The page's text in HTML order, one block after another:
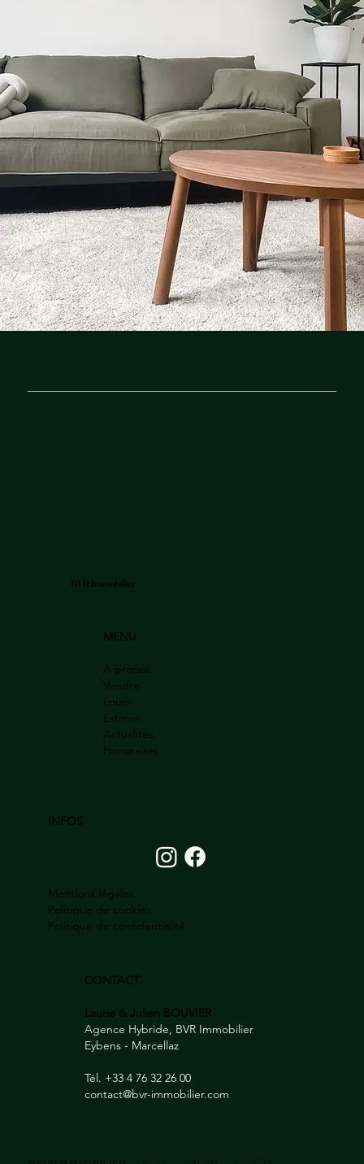
CONTACT
Laurie & Julien BOUVIER
Agence Hybride, BVR Immobilier
Eybens - Marcellaz
Tél. +33 4 76 32 26 00
contact@bvr-immobilier.com
MENU
À propos
Vendre
Louer
Estimer
Actualités
Honoraires
INFOS
Mentions légales
Politique de cookies
Politique de confidentialité
BVR Immobilier